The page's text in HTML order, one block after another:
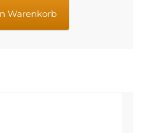
€57,98 €48,14.
Warenkorb